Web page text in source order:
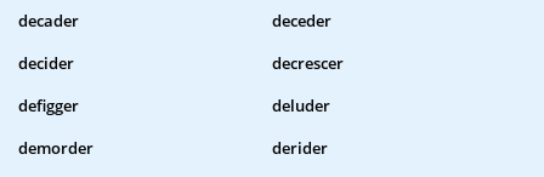
decader
deceder
decider
decrescer
defigger
deluder
demorder
derider